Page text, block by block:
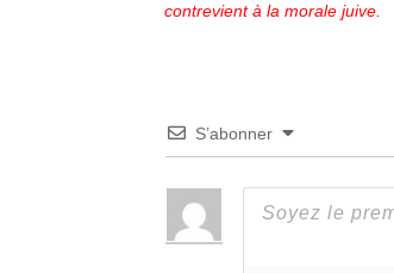
contrevient à la morale juive.
S’abonner